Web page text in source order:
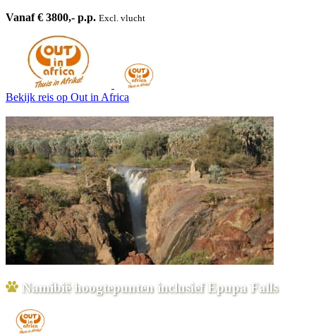
Vanaf € 3800,- p.p. Excl. vlucht
Bekijk reis op Out in Africa
Namibië hoogtepunten inclusief Epupa Falls